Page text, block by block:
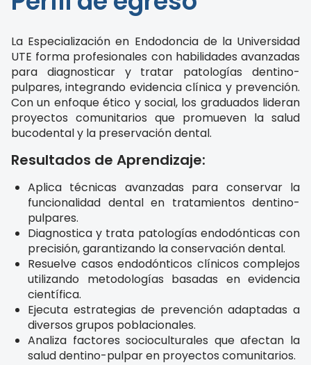
La Especialización en Endodoncia de la Universidad
UTE forma profesionales con habilidades avanzadas
para diagnosticar y tratar patologías dentino-
pulpares, integrando evidencia clínica y prevención.
Con un enfoque ético y social, los graduados lideran
proyectos comunitarios que promueven la salud
bucodental y la preservación dental.
Resultados de Aprendizaje:
Aplica técnicas avanzadas para conservar la
funcionalidad dental en tratamientos dentino-
pulpares.
Diagnostica y trata patologías endodónticas con
precisión, garantizando la conservación dental.
Resuelve casos endodónticos clínicos complejos
utilizando metodologías basadas en evidencia
científica.
Ejecuta estrategias de prevención adaptadas a
diversos grupos poblacionales.
Analiza factores socioculturales que afectan la
salud dentino-pulpar en proyectos comunitarios.